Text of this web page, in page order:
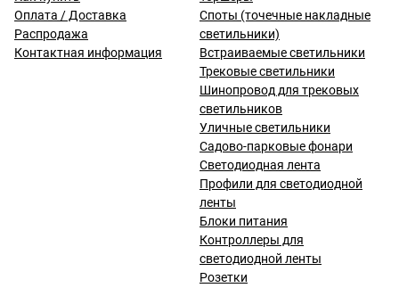
Оплата / Доставка
Распродажа
Контактная информация
Споты (точечные накладные
светильники)
Встраиваемые светильники
Трековые светильники
Шинопровод для трековых
светильников
Уличные светильники
Садово-парковые фонари
Светодиодная лента
Профили для светодиодной
ленты
Блоки питания
Контроллеры для
светодиодной ленты
Розетки